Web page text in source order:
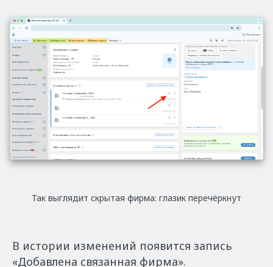
Так выглядит скрытая фирма: глазик перечёркнут
В истории изменений появится запись
«Добавлена связанная фирма».